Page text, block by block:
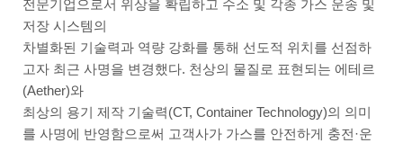
전문기업으로서 위상을 확립하고 수소 및 각종 가스 운송 및
저장 시스템의
차별화된 기술력과 역량 강화를 통해 선도적 위치를 선점하
고자 최근 사명을 변경했다. 천상의 물질로 표현되는 에테르
(Aether)와
최상의 용기 제작 기술력(CT, Container Technology)의 의미
를 사명에 반영함으로써 고객사가 가스를 안전하게 충전·운